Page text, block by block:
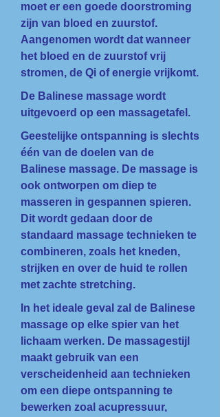
moet er een goede doorstroming
zijn van bloed en zuurstof.
Aangenomen wordt dat wanneer
het bloed en de zuurstof vrij
stromen, de Qi of energie vrijkomt.
De Balinese massage wordt
uitgevoerd op een massagetafel.
Geestelijke ontspanning is slechts
één van de doelen van de
Balinese massage. De massage is
ook ontworpen om diep te
masseren in gespannen spieren.
Dit wordt gedaan door de
standaard massage technieken te
combineren, zoals het kneden,
strijken en over de huid te rollen
met zachte stretching.
In het ideale geval zal de Balinese
massage op elke spier van het
lichaam werken. De massagestijl
maakt gebruik van een
verscheidenheid aan technieken
om een diepe ontspanning te
bewerken zoal acupressuur,